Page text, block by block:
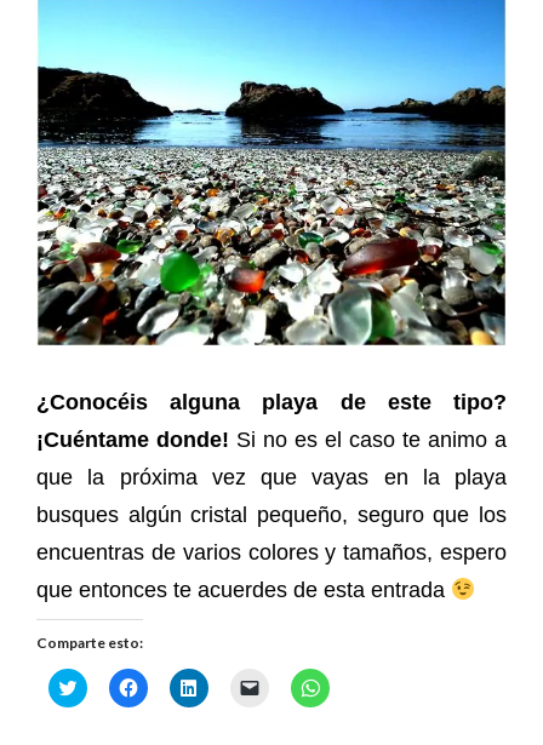
¿Conocéis alguna playa de este tipo?
¡Cuéntame donde! Si no es el caso te animo a
que la próxima vez que vayas en la playa
busques algún cristal pequeño, seguro que los
encuentras de varios colores y tamaños, espero
que entonces te acuerdes de esta entrada
Comparte esto:
H
a
H
a
H
a
H
a